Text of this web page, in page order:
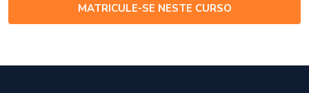
MATRICULE-SE NESTE CURSO